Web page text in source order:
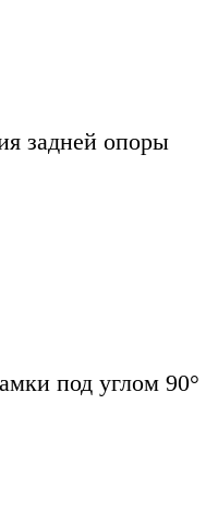
задней опоры
под углом 90°